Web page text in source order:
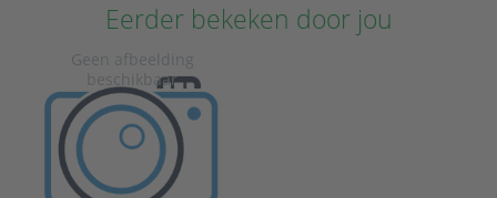
Eerder bekeken door jou